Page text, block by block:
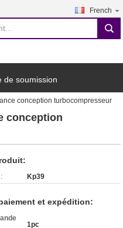
French
search
de soumission
conception turbocompresseur
conception
Kp39
et expédition:
1pc